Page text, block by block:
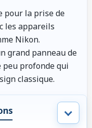
pour la prise de
les appareils
Nikon.
grand panneau de
profonde qui
classique.